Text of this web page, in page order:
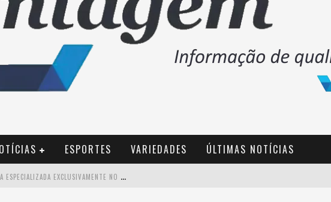
ESPORTES VARIEDADES
ÚLTIMAS NOTÍCIAS
B
RASIL CONTA COM A PRIMEIRA AGÊNCIA ESPECIALIZADA EXCLUSIVAMENTE NO SETOR DE BEBIDAS